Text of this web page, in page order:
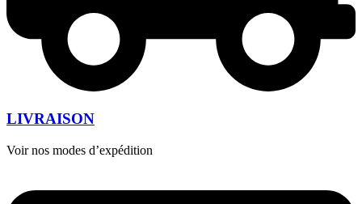
LIVRAISON
Voir nos modes d’expédition